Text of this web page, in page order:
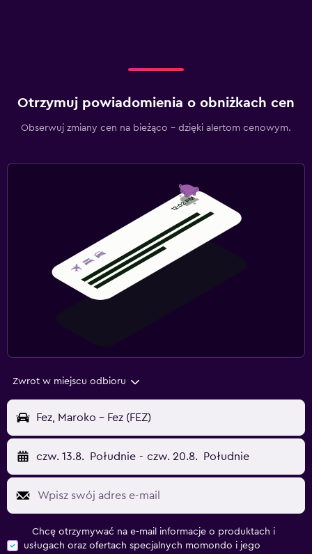
Otrzymuj powiadomienia o obniżkach cen
Obserwuj zmiany cen na bieżąco – dzięki alertom cenowym.
Zwrot w miejscu odbioru
Fez, Maroko - Fez (FEZ)
czw. 13.8. Południe - czw. 20.8. Południe
Chcę otrzymywać na e-mail informacje o produktach i
usługach oraz ofertach specjalnych momondo i jego